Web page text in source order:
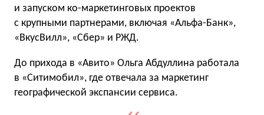
и запуском ко-маркетинговых проектов
с крупными партнерами, включая «Альфа-Банк»,
«ВкусВилл», «Сбер» и РЖД.
До прихода в «Авито» Ольга Абдуллина работала
в «Ситимобил», где отвечала за маркетинг
географической экспансии сервиса.